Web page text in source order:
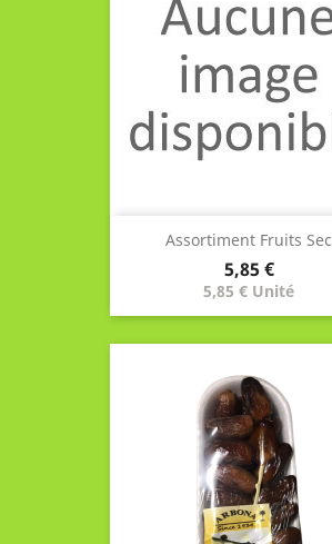
Assortiment Fruits Sec
Prix
5,85 €
5,85 € Unité